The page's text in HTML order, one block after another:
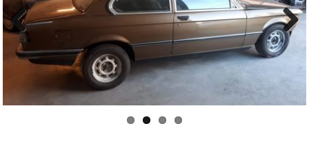
Previ
ous
Next